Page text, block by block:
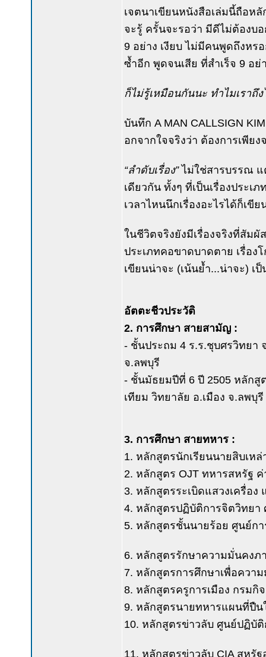
เจตนาเขียนหนังสือเล่มนี้ถือห
จะรู้ ครั้นจะรอว่า มีดีไม่ต้องบอ
9 อย่าง เงียบ ไม่มีคนพูดถึงหร
ซ้ำอีก พูดจนเสีย ที่สำเร็จ 9 อย่
ก็ไม่รู้เหมือนกันนะ ทำไมเราถึง
บันทึก A MAN CALLSIGN
อกจากใจจริงว่า ต้องการเพีย
“ลำดับเรื่อง” ไม่ใช่สารบรรณ
เดียวกัน ทั้งๆ ที่เป็นเรื่องประเ
เวลาไหนนึกเรื่องอะไรได้ก็เขี
ในชีวิตจริงยังมีเรื่องจริงที่สัมผั
ประเภทคอขาดบาดตาย เรื่อง
เขียนน่าจะ (เน้นย้ำ...น่าจะ) เ
อัตตะชีวประวัติ
2. การศึกษา สายสามัญ :
- ชั้นประถม 4 ร.ร.ชุบศรวิทยา
จ.ลพบุรี
- ชั้นมัธยมปีที่ 6 ปี 2505 หลักสู
เทียม วิทยาลัย อ.เมือง จ.ลพบุรี
3. การศึกษา สายทหาร :
1. หลักสูตรนักเรียนนายสิบเห
2. หลักสูตร OJT ทหารสหรัฐ
3. หลักสูตรระเบิดแสวงเครื่อ
4. หลักสูตรปฏิบัติการจิตวิทยา
5. หลักสูตรชั้นนายร้อย ศูนย์ก
6. หลักสูตรรักษาความมั่นคง
7. หลักสูตรการศึกษาเพื่อควา
8. หลักสูตรครูการเมือง กรมกิ
9. หลักสูตรนายทหารแผนที่ปื
10. หลักสูตรข่าวลับ ศูนย์ปฏิบั
11. หลักสูตรข่าวลับ CIA สหรัฐ